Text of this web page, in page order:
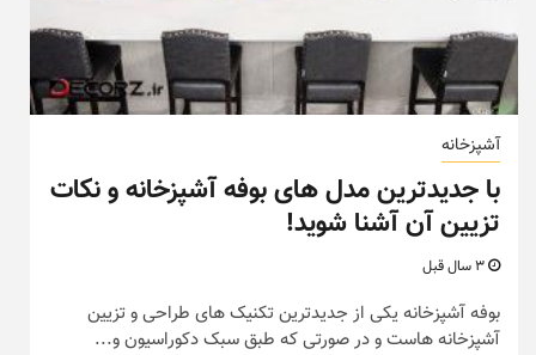
آشپزخانه
با جدیدترین مدل های بوفه آشپزخانه و نکات
تزیین آن آشنا شوید!
بوفه آشپزخانه یکی از جدیدترین تکنیک های طراحی و تزیین
آشپزخانه هاست و در صورتی که طبق سبک دکوراسیون و...